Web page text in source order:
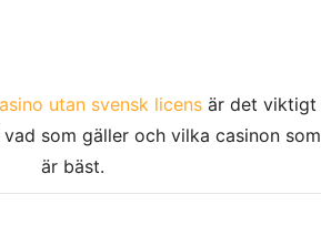
utan svensk licensär det viktigt
som gäller och vilka casinon som
är bäst.